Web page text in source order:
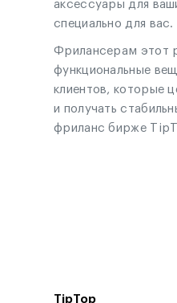
аксессуары для
специально для
Фрилансерам этот
функциональные
клиентов, которые
и получать
фриланс бирже
TipTop